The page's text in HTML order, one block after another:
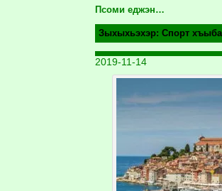
Псоми еджэн…
Зыхыхьэхэр: Спорт
2019-11-14